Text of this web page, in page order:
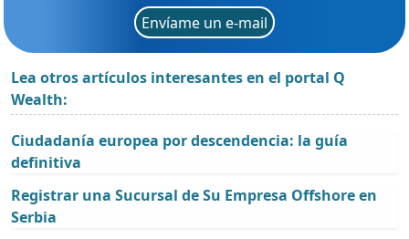
Envíame un e-mail
Lea otros artículos interesantes en el portal Q
Wealth:
Ciudadanía europea por descendencia: la guía
definitiva
Registrar una Sucursal de Su Empresa Offshore en
Serbia